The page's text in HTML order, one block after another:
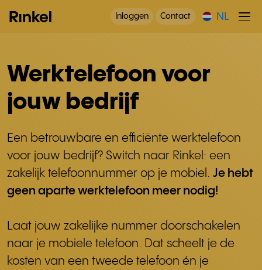
Inloggen Contact NL
Werktelefoon voor
jouw bedrijf
Een betrouwbare en efficiënte werktelefoon
voor jouw bedrijf? Switch naar Rinkel: een
zakelijk telefoonnummer op je mobiel. Je hebt
geen aparte werktelefoon meer nodig!
Laat jouw zakelijke nummer doorschakelen
naar je mobiele telefoon. Dat scheelt je de
kosten van een tweede telefoon én je